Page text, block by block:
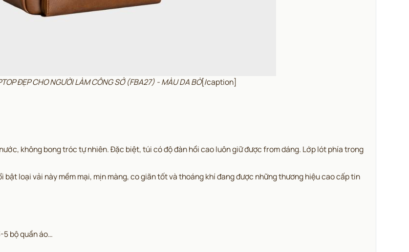
ĐẸP CHO NGƯỜI LÀM CÔNG SỞ (FBA27) - MÀU DA BÒ[/caption]
không bong tróc tự nhiên. Đặc biệt, túi có độ đàn hồi cao luôn giữ được from dáng. Lớp lót phía trong
loại vải này mềm mại, mịn màng, co giãn tốt và thoáng khí đang được những thương hiệu cao cấp tin
5 bộ quần áo…